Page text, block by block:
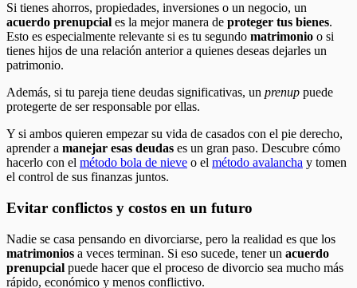
Si tienes ahorros, propiedades, inversiones o un negocio, un
acuerdo prenupcial es la mejor manera de proteger tus bienes.
Esto es especialmente relevante si es tu segundo matrimonio o si
tienes hijos de una relación anterior a quienes deseas dejarles un
patrimonio.
Además, si tu pareja tiene deudas significativas, un prenup puede
protegerte de ser responsable por ellas.
Y si ambos quieren empezar su vida de casados con el pie derecho,
aprender a manejar esas deudas es un gran paso. Descubre cómo
hacerlo con el método bola de nieve o el método avalancha y tomen
el control de sus finanzas juntos.
Evitar conflictos y costos en un futuro
Nadie se casa pensando en divorciarse, pero la realidad es que los
matrimonios a veces terminan. Si eso sucede, tener un acuerdo
prenupcial puede hacer que el proceso de divorcio sea mucho más
rápido, económico y menos conflictivo.